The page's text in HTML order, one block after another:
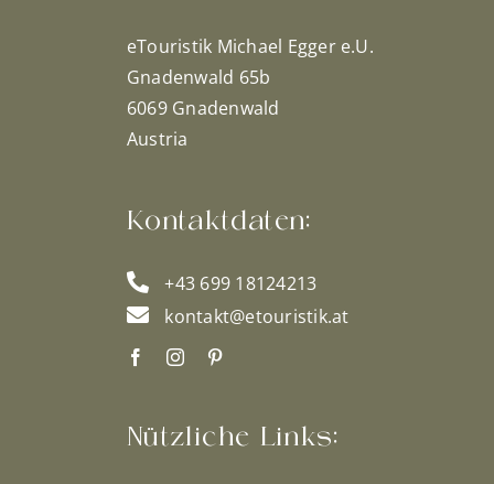
eTouristik Michael Egger e.U.
Gnadenwald 65b
6069 Gnadenwald
Austria
Kontaktdaten:
+43 699 18124213
kontakt@etouristik.at
Nützliche Links: